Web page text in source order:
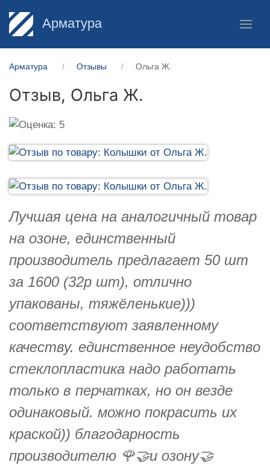
Арматура
Арматура Отзывы Ольга Ж.
Отзыв, Ольга Ж.
Лучшая цена на аналогичный товар
на озоне, единственный
производитель предлагает 50 шт
за 1600 (32р шт), отлично
упакованы, тяжёленькие)))
соответствуют заявленному
качеству. единственное неудобство
стеклопластика надо работать
только в перчатках, но он везде
одинаковый. можно покрасить их
краской)) благодарность
производителю 🌹🤝и озону🤝